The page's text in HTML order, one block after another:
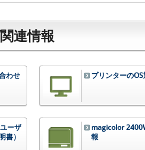
連情報
わせ プリンターの
ーザ
書）
magicolor
報